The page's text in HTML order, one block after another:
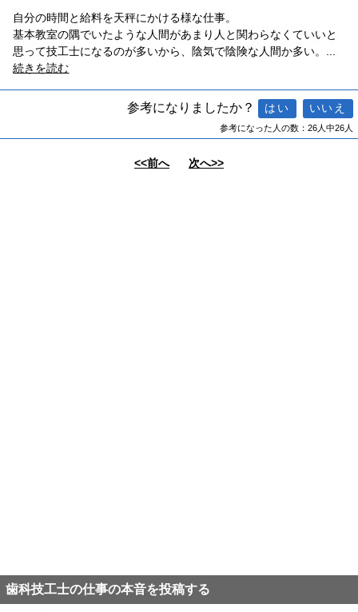
自分の時間と給料を天秤にかける様な仕事。
基本教室の隅でいたような人間があまり人と関わらなくていいと
思って技工士になるのが多いから、陰気で陰険な人間か多い。
続きを読む
参考になりましたか？
参考になった人の数：26人中26人
<<前へ 次へ>>
歯科技工士の仕事の本音を投稿する